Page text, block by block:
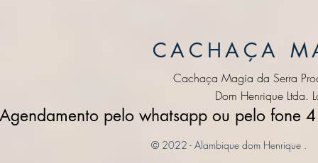
CACHAÇA
Cachaça Magia da Serra
Dom Henrique Ltda.
Agendamento pelo whatsapp ou pelo
© 2022 - Alambique dom Henrique .